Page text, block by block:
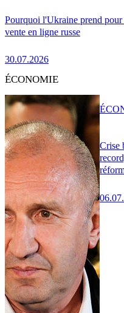
Pourquoi l'Ukraine prend
vente en ligne russe
30.07.2026
ÉCONOMIE
Crise